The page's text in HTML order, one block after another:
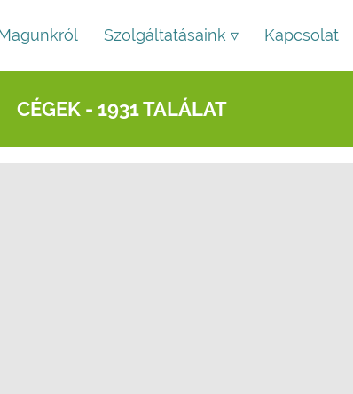
Szolgáltatásaink ▿ Kapcsolat
CÉGEK - 1931 TALÁLAT